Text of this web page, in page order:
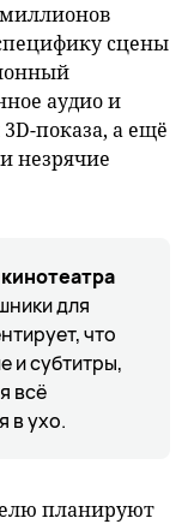
сцены
аудио и
показа, а ещё
незрячие
для
что
и субтитры,
всё
в ухо.
планируют